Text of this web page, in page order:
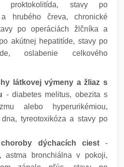
proktokolitída, stavy po
hrubého čreva, chronické
po operáciách žlčníka a
akútnej hepatitíde, stavy po
oslabenie celkového
látkovej výmeny a žliaz s
- diabetes melitus, obezita s
alebo hyperurikémiou,
dna, tyreotoxikóza a stavy po
dýchacích ciest -
astma bronchiálna v pokoji,